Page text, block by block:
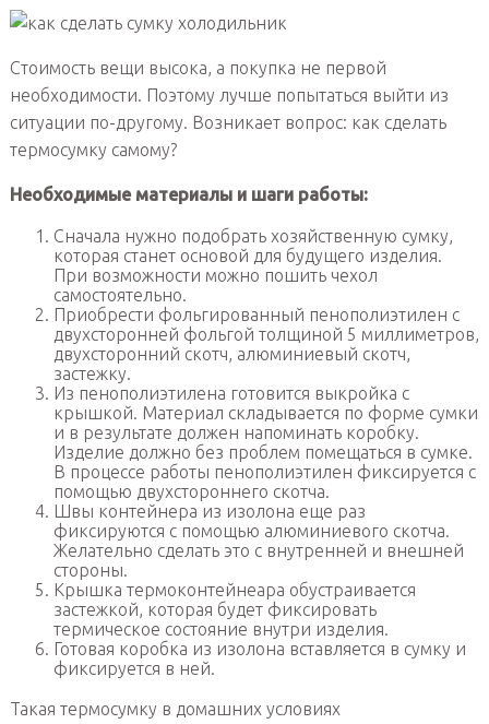
Стоимость вещи высока, а покупка не первой
необходимости. Поэтому лучше попытаться выйти из
ситуации по-другому. Возникает вопрос: как сделать
термосумку самому?
Необходимые материалы и шаги работы:
Сначала нужно подобрать хозяйственную сумку,
которая станет основой для будущего изделия.
При возможности можно пошить чехол
самостоятельно.
Приобрести фольгированный пенополиэтилен с
двухсторонней фольгой толщиной 5 миллиметров,
двухсторонний скотч, алюминиевый скотч,
застежку.
Из пенополиэтилена готовится выкройка с
крышкой. Материал складывается по форме сумки
и в результате должен напоминать коробку.
Изделие должно без проблем помещаться в сумке.
В процессе работы пенополиэтилен фиксируется с
помощью двухстороннего скотча.
Швы контейнера из изолона еще раз
фиксируются с помощью алюминиевого скотча.
Желательно сделать это с внутренней и внешней
стороны.
Крышка термоконтейнеара обустраивается
застежкой, которая будет фиксировать
термическое состояние внутри изделия.
Готовая коробка из изолона вставляется в сумку и
фиксируется в ней.
Такая термосумку в домашних условиях